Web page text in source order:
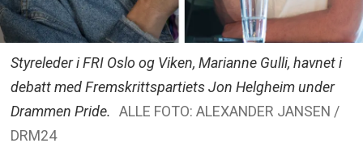
Styreleder i FRI Oslo og Viken, Marianne Gulli, havnet i
debatt med Fremskrittspartiets Jon Helgheim under
Drammen Pride. ALLE FOTO: ALEXANDER JANSEN /
DRM24